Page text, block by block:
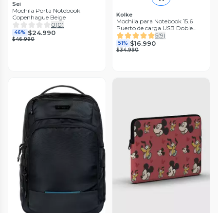
Sei
Mochila Porta Notebook
Copenhague Beige
0(0)
46% $24.990
$46.990
Kolke
Mochila para Notebook 15.6
Puerto de carga USB Doble
Cierre
5(9)
51% $16.990
$34.990